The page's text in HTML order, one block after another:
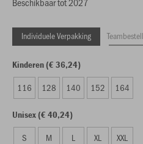
Individuele Verpakking
Kinderen (€ 36,24)
116 128 140 152 164
Unisex (€ 40,24)
S M L XL XXL